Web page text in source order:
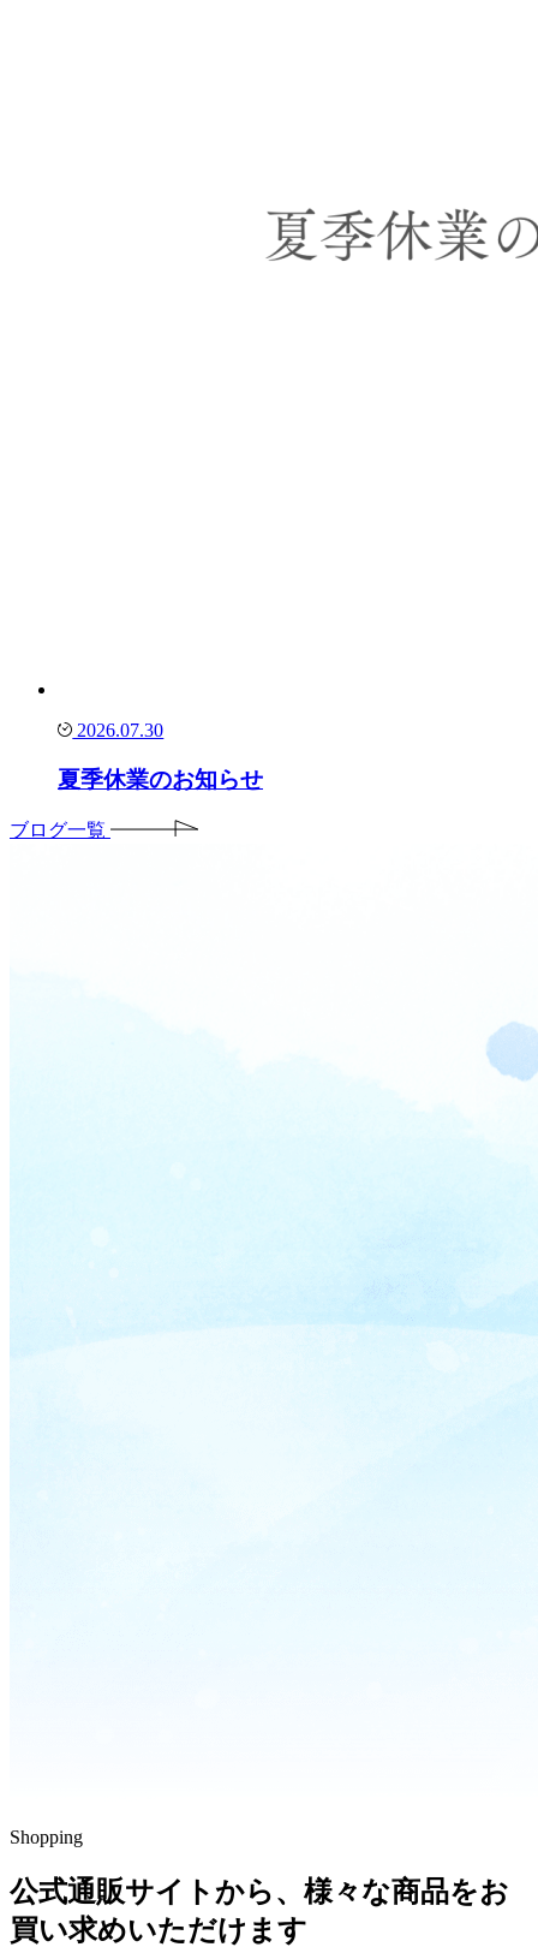
2026.07.30
夏季休業のお知らせ
ブログ一覧
Shopping
公式通販サイトから、様々な商品をお
買い求めいただけます